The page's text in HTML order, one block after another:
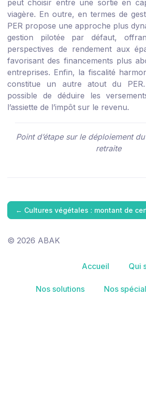
peut choisir entre une sortie en
viagère. En outre, en termes de
PER propose une approche plus
gestion pilotée par défaut,
perspectives de rendement aux
favorisant des financements plus
entreprises. Enfin, la fiscalité
constitue un autre atout du
possible de déduire les
l’assiette de l’impôt sur le revenu.
Point d’étape sur le déploiement du
retraite
← Cultures végétales : montant de
© 2026 ABAK
Accueil Qui
Nos solutions Nos